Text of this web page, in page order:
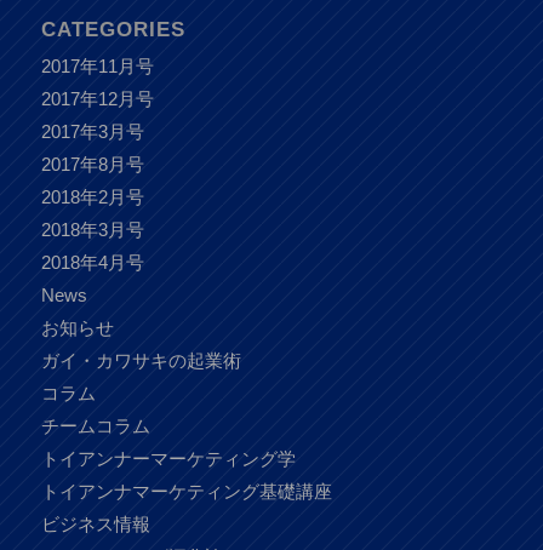
CATEGORIES
2017年11月号
2017年12月号
2017年3月号
2017年8月号
2018年2月号
2018年3月号
2018年4月号
News
お知らせ
ガイ・カワサキの起業術
コラム
チームコラム
トイアンナーマーケティング学
トイアンナマーケティング基礎講座
ビジネス情報